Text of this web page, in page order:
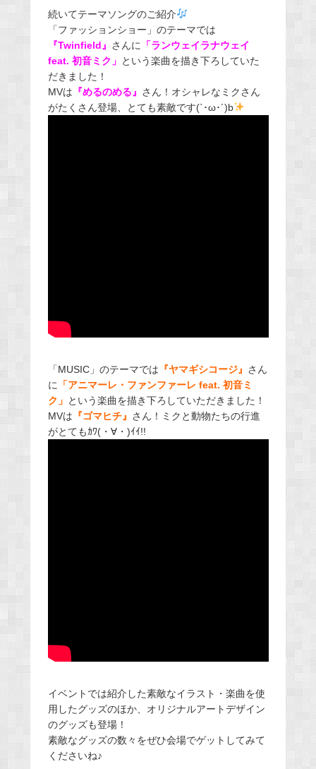
続いてテーマソングのご紹介
「ファッションショー」のテーマでは
『Twinfield』 さんに 「ランウェイラナウェイ
feat. 初音ミク」 という楽曲を描き下ろしていた
だきました！
MVは 『めるのめる』 さん！オシャレなミクさん
がたくさん登場、とても素敵です(`･ω･´)b
「MUSIC」のテーマでは 『ヤマギシコージ』 さん
に 「アニマーレ・ファンファーレ feat. 初音ミ
ク」 という楽曲を描き下ろしていただきました！
MVは 『ゴマヒチ』 さん！ミクと動物たちの行進
がとてもｶﾜ(・∀・)ｲｲ!!
イベントでは紹介した素敵なイラスト・楽曲を使
用したグッズのほか、オリジナルアートデザイン
のグッズも登場！
素敵なグッズの数々をぜひ会場でゲットしてみて
くださいね♪